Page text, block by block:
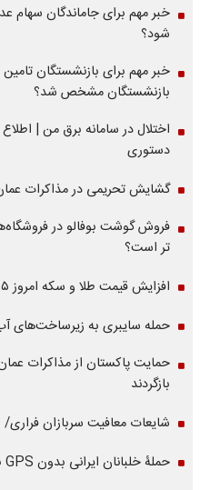
خبر مهم برای جاماندگان سهام
شود؟
خبر مهم برای بازنشستگان
بازنشستگان مشخص شد؟
اختلال در سامانه برق من |
دستوری
گشایش تحریمی در مذاکرات
فروش گوشت بوفالو در
تر است؟
افزایش قیمت طلا و سکه امروز ۱۵ مرداد ۱۴۰۵ | طلا گرمی امروز چند؟
حمله سایبری به زیرساخت‌های آب ۱۲ ایالت
حمایت پاکستان از مذاکرات
بازگردند
شایعات معافیت سربازان فراری/
حملۀ خلبانان ایرانی بدون GPS به پایگاه آمریکا